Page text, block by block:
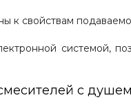
к свойствам
системой,
с душем